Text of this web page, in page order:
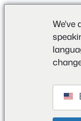
We've